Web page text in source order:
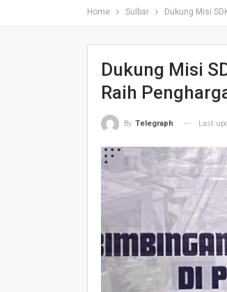
Home Sulbar Dukung Misi
Dukung Misi
Raih
By Telegraph Last